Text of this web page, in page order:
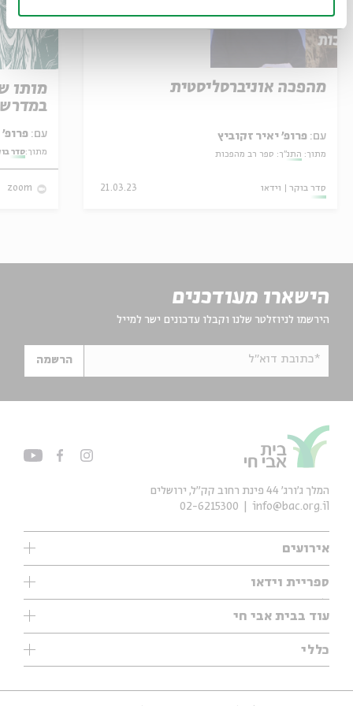
מהפכה אוניברסליסטית
עם: פרופ' יאיר זקוביץ
מתוך: התנ"ך: ספר רב מהפכות
סדר בוקר וידאו 21.03.23
מותו
עם: פרופ' אביגדור שנאן
מתוך:סדר
zoom
הישארו מעודכנים
הירשמו לניוזלטר שלנו וקבלו עדכונים ישר למייל
*כתובת דוא"ל הרשמה
אירועים
עיון
אנגלית
נוער
סדרות
ספריית וידאו
ילדים
מוזיקה
עיון
מיוחדים
עוד בבית אבי חי
תערוכות
מיוחדים
כללי
אודות
המלך ג'ורג' 44 פינת רחוב קק״ל, ירושלים
info@bac.org.il
02-6215300